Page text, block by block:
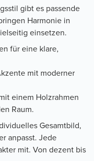
gibt es passende
Harmonie in
einsetzen.
für eine klare,
mit moderner
einem Holzrahmen
Raum.
Gesamtbild,
anpasst. Jede
mit. Von dezent bis